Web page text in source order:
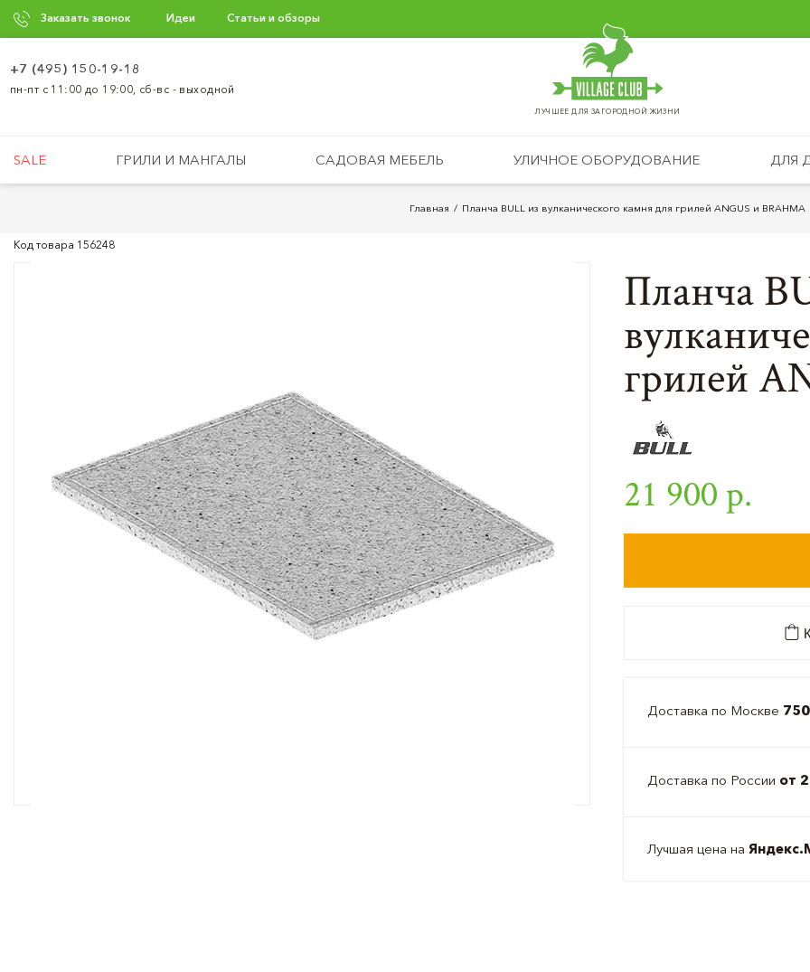
Заказать звонок Идеи Статьи и обзоры
ЛУЧШЕЕ ДЛЯ ЗАГОРОДНОЙ ЖИЗНИ
+7 (495) 150-19-18
пн-пт с 11:00 до 19:00, сб-вс - выходной
SALE ГРИЛИ И МАНГАЛЫ САДОВАЯ МЕБЕЛЬ УЛИЧНОЕ ОБОРУДОВАНИЕ ДЛЯ
Главная Планча BULL из вулканического камня для грилей ANGUS и BRAHMA
Код товара 156248
Планча
грилей
21 900 р.
Доставка по Москве
Доставка по России от
Лучшая цена на